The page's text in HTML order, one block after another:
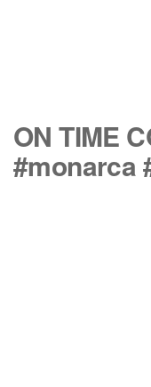
ON TIME
#monarca